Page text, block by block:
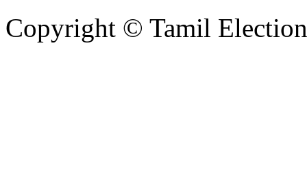
Copyright © Tamil